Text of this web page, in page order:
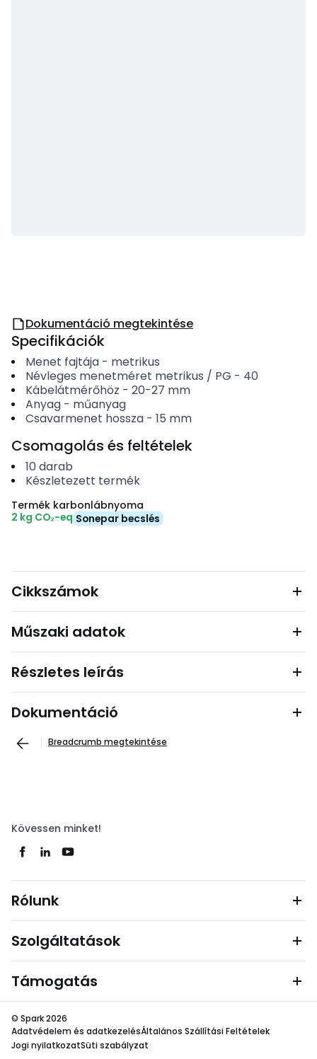
Dokumentáció megtekintése
Specifikációk
Menet fajtája- metrikus
Névleges menetméret metrikus / PG - 40
Kábelátmérőhöz - 20-27 mm
Anyag- műanyag
Csavarmenet hossza- 15 mm
Csomagolás és feltételek
10 darab
Készletezett termék
Termék karbonlábnyoma
2 kg CO₂-eq Sonepar becslés
Cikkszámok
Műszaki adatok
Részletes leírás
Dokumentáció
Breadcrumb megtekintése
Kövessen minket!
Rólunk
Szolgáltatások
Támogatás
© Spark 2026
Adatvédelem és adatkezelésÁltalános Szállítási Feltételek
Jogi nyilatkozatSüti szabályzat